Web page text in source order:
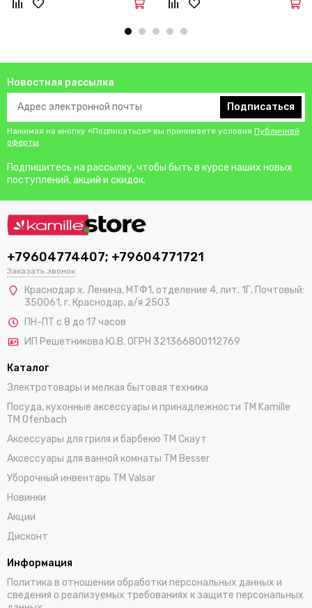
Новостная рассылка
Подписаться
Нажимая на кнопку «Подписаться» вы принимаете условия Публичной
оферты.
Подпишитесь на рассылку, чтобы быть в курсе наших новых
поступлений, акций и скидок.
+79604774407; +79604771721
Заказать звонок
Краснодар х. Ленина, МТФ1, отделение 4, лит. 1Г. Почтовый:
350061, г. Краснодар, а/я 2503
ПН-ПТ с 8 до 17 часов
ИП Решетникова Ю.В. ОГРН 321366800112769
Каталог
Электротовары и мелкая бытовая техника
Посуда, кухонные аксессуары и принадлежности TM Kamille
TM Ofenbach
Аксессуары для гриля и барбекю TM Скаут
Аксессуары для ванной комнаты TM Besser
Уборочный инвентарь TM Valsar
Новинки
Акции
Дисконт
Информация
Политика в отношении обработки персональных данных и
сведения о реализуемых требованиях к защите персональных